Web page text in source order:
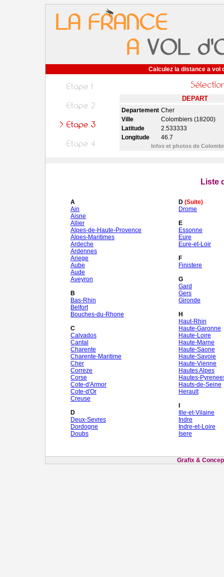
Calculez la distance a vol
DEPART
Departement Cher
Ville
Colombiers (18200)
Latitude
2.533333
Longitude
46.7
Infos et photos de
Liste
A
Ain
Aisne
Allier
Alpes-de-Haute-Provence
Alpes-Maritimes
Ardeche
Ardennes
Ariege
Aube
Aude
Aveyron
B
Bas-Rhin
Belfort
Bouches-du-Rhone
C
Calvados
Cantal
Charente
Charente-Maritime
Cher
Correze
Corse
Cote-d'Armor
Cote-d'Or
Creuse
D
Deux-Sevres
Dordogne
Doubs
D (Suite)
Drome
E
Essonne
Eure
Eure-et-Loir
F
Finistere
G
Gard
Gers
Gironde
H
Haut-Rhin
Haute-Garonne
Haute-Loire
Haute-Marne
Haute-Saone
Haute-Savoie
Haute-Vienne
Hautes Alpes
Hautes-
Hauts-de-Seine
Herault
Ille-et-Vilaine
Indre
Indre-et-Loire
Isere
Grafix &